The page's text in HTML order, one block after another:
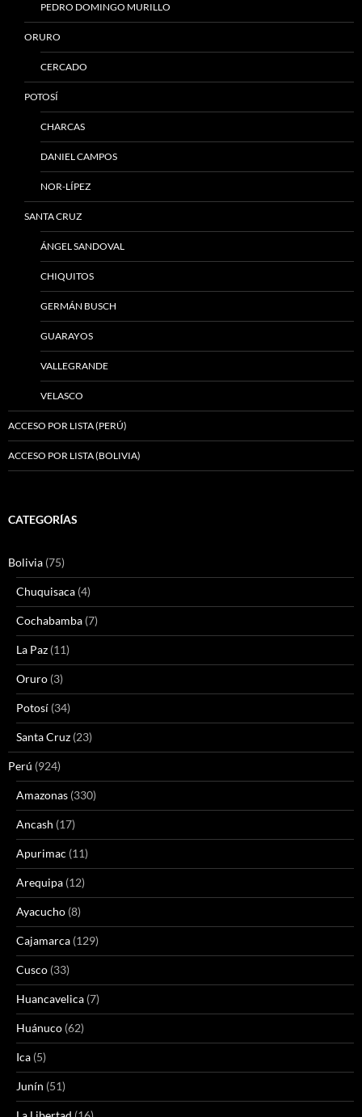
PEDRO DOMINGO MURILLO
ORURO
CERCADO
POTOSÍ
CHARCAS
DANIEL CAMPOS
NOR-LÍPEZ
SANTA CRUZ
ÁNGEL SANDOVAL
CHIQUITOS
GERMÁN BUSCH
GUARAYOS
VALLEGRANDE
VELASCO
ACCESO POR LISTA (PERÚ)
ACCESO POR LISTA (BOLIVIA)
CATEGORÍAS
Bolivia (75)
Chuquisaca (4)
Cochabamba (7)
La Paz (11)
Oruro (3)
Potosí (34)
Santa Cruz (23)
Perú (924)
Amazonas (330)
Ancash (17)
Apurimac (11)
Arequipa (12)
Ayacucho (8)
Cajamarca (129)
Cusco (33)
Huancavelica (7)
Huánuco (62)
Ica (5)
Junín (51)